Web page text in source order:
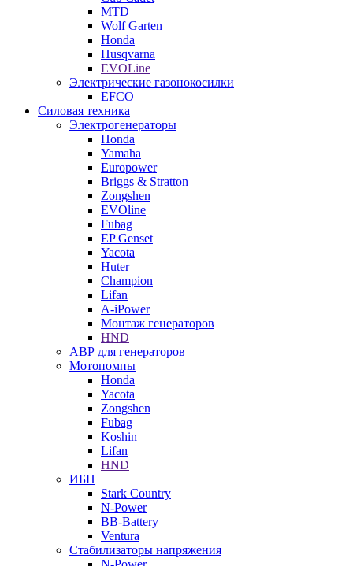
MTD
Wolf Garten
Honda
Husqvarna
EVOLine
Электрические газонокосилки
EFCO
Силовая техника
Электрогенераторы
Honda
Yamaha
Europower
Briggs & Stratton
Zongshen
EVOline
Fubag
EP Genset
Yacota
Huter
Champion
Lifan
A-iPower
Монтаж генераторов
HND
АВР для генераторов
Мотопомпы
Honda
Yacota
Zongshen
Fubag
Koshin
Lifan
HND
ИБП
Stark Country
N-Power
BB-Battery
Ventura
Стабилизаторы напряжения